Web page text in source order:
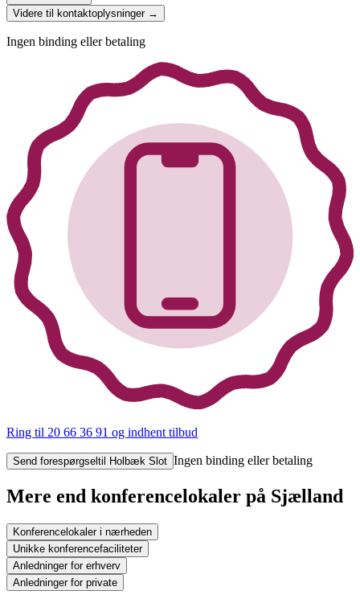
Videre til kontaktoplysninger →
Ingen binding eller betaling
Ring til 20 66 36 91 og indhent tilbud
Send forespørgsel til Holbæk Slot Ingen binding eller betaling
Mere end konferencelokaler på Sjælland
Konferencelokaler i nærheden
Unikke konferencefaciliteter
Anledninger for erhverv
Anledninger for private